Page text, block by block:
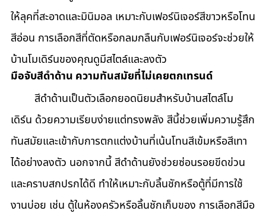
ให้ลุคที่สะอาดและมินิมอล เหมาะกับเฟอร์นิเจอร์สีขาวหรือโทน
สีอ่อน การเลือกสีที่ตัดหรือกลมกลืนกับเฟอร์นิเจอร์จะช่วยให้
บ้านโมเดิร์นของคุณดูมีสไตล์และลงตัว
มือจับสีดำด้าน ความทันสมัยที่ไม่เคยตกเทรนด์
เดิร์น ด้วยความเรียบง่ายแต่ทรงพลัง สีนี้ช่วยเพิ่มความรู้สึก
ทันสมัยและเข้ากับการตกแต่งบ้านที่เน้นโทนสีเข้มหรือสีเทา
ได้อย่างลงตัว นอกจากนี้ สีดำด้านยังช่วยซ่อนรอยขีดข่วน
และคราบสกปรกได้ดี ทำให้เหมาะกับลิ้นชักหรือตู้ที่มีการใช้
งานบ่อย เช่น ตู้ในห้องครัวหรือลิ้นชักเก็บของ การเลือกสีมือ